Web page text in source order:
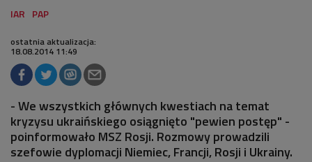
ostatnia aktualizacja:
18.08.2014 11:49
- We wszystkich głównych kwestiach na temat
kryzysu ukraińskiego osiągnięto "pewien postęp" -
poinformowało MSZ Rosji. Rozmowy prowadzili
szefowie dyplomacji Niemiec, Francji, Rosji i Ukrainy.